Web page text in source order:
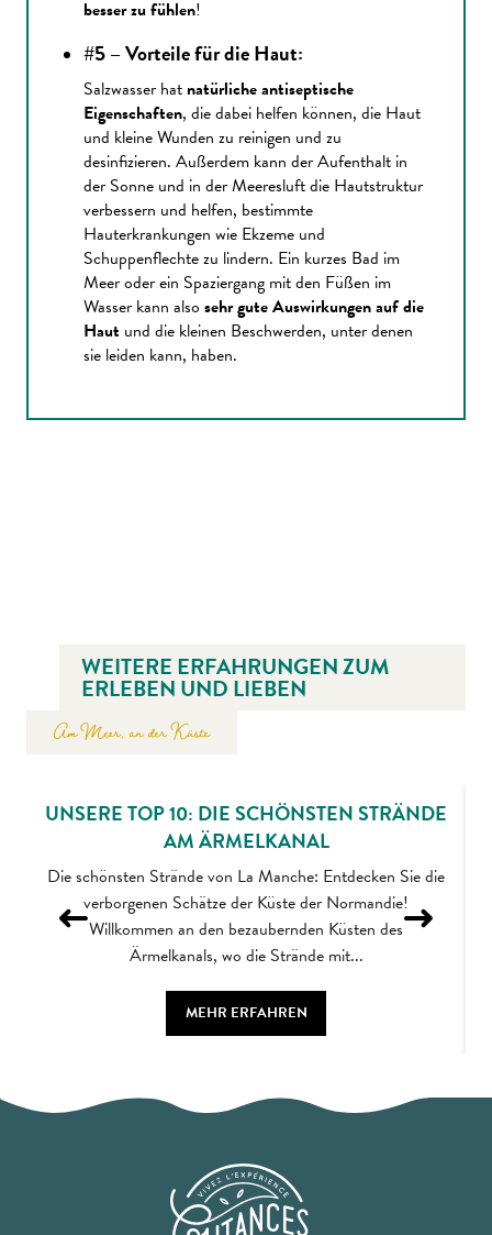
besser zu fühlen!
#5 – Vorteile für die Haut:
Salzwasser hat natürliche antiseptische
Eigenschaften, die dabei helfen können, die Haut
und kleine Wunden zu reinigen und zu
desinfizieren. Außerdem kann der Aufenthalt in
der Sonne und in der Meeresluft die Hautstruktur
verbessern und helfen, bestimmte
Hauterkrankungen wie Ekzeme und
Schuppenflechte zu lindern. Ein kurzes Bad im
Meer oder ein Spaziergang mit den Füßen im
Wasser kann also sehr gute Auswirkungen auf die
Haut und die kleinen Beschwerden, unter denen
sie leiden kann, haben.
WEITERE ERFAHRUNGEN ZUM
ERLEBEN UND LIEBEN
Am Meer, an der Küste
UNSERE TOP 10: DIE SCHÖNSTEN STRÄNDE
AM ÄRMELKANAL
Die schönsten Strände von La Manche: Entdecken Sie die
verborgenen Schätze der Küste der Normandie!
Willkommen an den bezaubernden Küsten des
Ärmelkanals, wo die Strände mit...
MEHR ERFAHREN